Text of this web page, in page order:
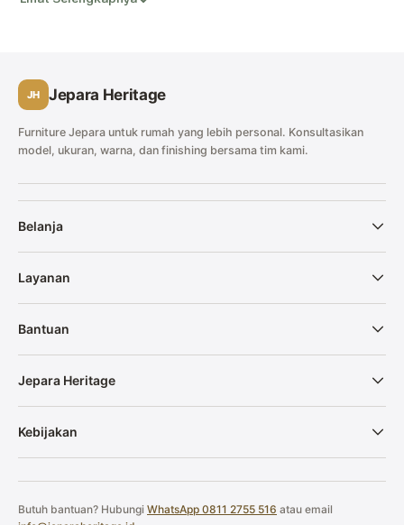
Kode : JH-ID 1636
Keterangan : Harga belum termasuk akesoris
P 55 cm x L 45 cm x T 60 cm
Paket Produk :
1 unit meja
JH Jepara Heritage
Furniture Jepara untuk rumah yang lebih personal. Konsultasikan
model, ukuran, warna, dan finishing bersama tim kami.
Belanja
Layanan
Bantuan
Jepara Heritage
Kebijakan
Butuh bantuan? Hubungi WhatsApp 0811 2755 516 atau email